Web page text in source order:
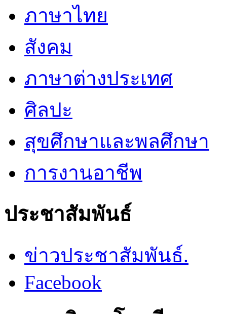
ภาษาไทย
สังคม
ภาษาต่างประเทศ
ศิลปะ
สุขศึกษาและพลศึกษา
การงานอาชีพ
ประชาสัมพันธ์
ข่าวประชาสัมพันธ์.
Facebook